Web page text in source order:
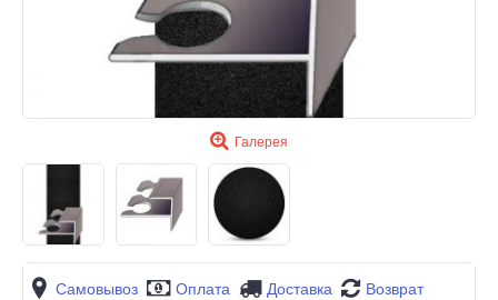
Галерея
Самовывоз Оплата Доставка
Возврат